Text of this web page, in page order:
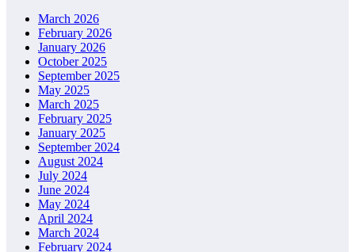
March 2026
February 2026
January 2026
October 2025
September 2025
May 2025
March 2025
February 2025
January 2025
September 2024
August 2024
July 2024
June 2024
May 2024
April 2024
March 2024
February 2024